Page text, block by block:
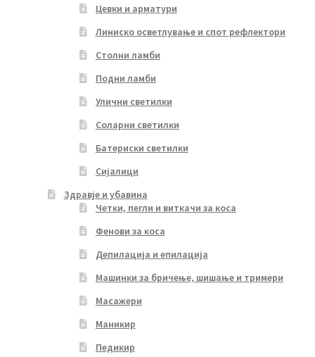
Цевки и арматури
Линиско осветлување и спот рефлектори
Столни ламби
Подни ламби
Улични светилки
Соларни светилки
Батериски светилки
Сијалици
Здравје и убавина
Четки, пегли и виткачи за коса
Фенови за коса
Депилација и епилација
Машинки за бричење, шишање и тримери
Масажери
Маникир
Педикир